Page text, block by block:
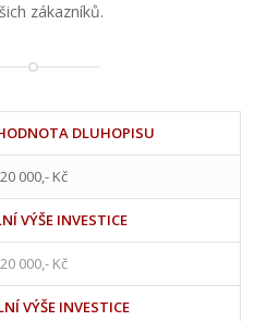
zákazníků.
DLUHOPISU
20 000,- Kč
VÝŠE INVESTICE
20 000,- Kč
VÝŠE INVESTICE